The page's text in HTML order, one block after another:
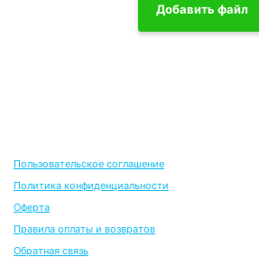
Добавить файл
Пользовательское соглашение
Политика конфиденциальности
Оферта
Правила оплаты и возвратов
Обратная связь